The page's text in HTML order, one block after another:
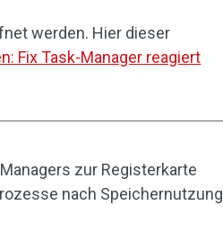
werden. Hier dieser
Fix Task-Manager reagiert
zur Registerkarte
nach Speichernutzung